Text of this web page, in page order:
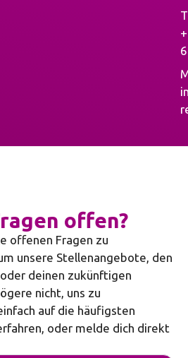
offen?
offenen Fragen zu
unsere Stellenangebote, den
deinen zukünftigen
nicht, uns zu
auf die häufigsten
oder melde dich direkt